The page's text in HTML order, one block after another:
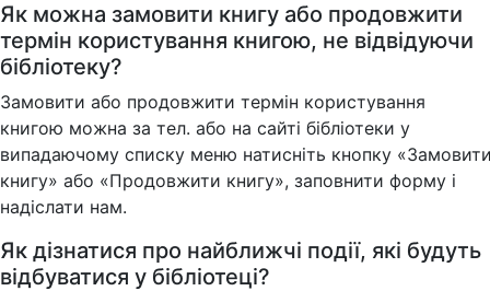
Як можна замовити книгу або продовжити
термін користування книгою, не відвідуючи
бібліотеку?
Замовити або продовжити термін користування
книгою можна за тел. або на сайті бібліотеки у
випадаючому списку меню натисніть кнопку
книгу» або «Продовжити книгу», заповнити форму і
надіслати нам.
Як дізнатися про найближчі події, які будуть
відбуватися у бібліотеці?